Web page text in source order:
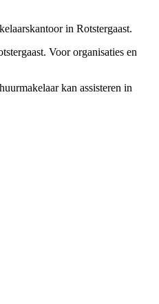
in Rotstergaast.
Voor organisaties en
kan assisteren in